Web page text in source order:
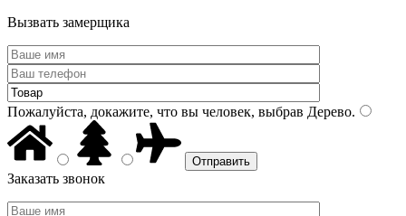
Вызвать замерщика
Пожалуйста, докажите, что вы человек, выбрав Дерево.
Заказать звонок